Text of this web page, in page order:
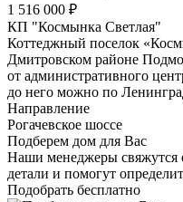
1 516 000 ₽
КП "Космынка Светлая"
Коттеджный поселок
Дмитровском районе
от административного
до него можно по
Направление
Рогачевское шоссе
Подберем дом для Вас
Наши менеджеры свяжутся
детали и помогут
Подобрать бесплатно